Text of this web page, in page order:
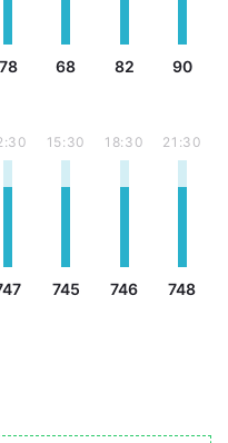
78 68 82 90
15:30
745
18:30
746
21:30
748